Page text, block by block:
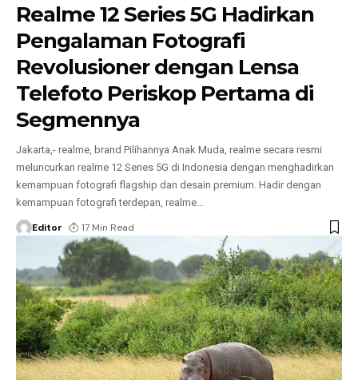
Realme 12 Series 5G Hadirkan
Pengalaman Fotografi
Revolusioner dengan Lensa
Telefoto Periskop Pertama di
Segmennya
Jakarta,- realme, brand Pilihannya Anak Muda, realme secara resmi
meluncurkan realme 12 Series 5G di Indonesia dengan menghadirkan
kemampuan fotografi flagship dan desain premium. Hadir dengan
kemampuan fotografi terdepan, realme
Editor 17 Min Read